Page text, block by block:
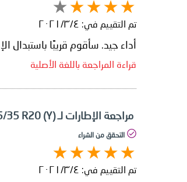
تم التقييم في: ٤‏/٣‏/٢٠٢١
أداء جيد. سأقوم قريبًا باستبدال
قراءة المراجعة باللغة الأصلية
مراجعة الإطارات لـ Yokohama ADVAN SPORT V105 255/35 R20 (Y)
التحقق من الشراء
تم التقييم في: ٤‏/٣‏/٢٠٢١